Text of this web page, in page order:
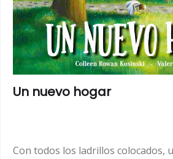
Un nuevo hogar
Con todos los ladrillos colocados,